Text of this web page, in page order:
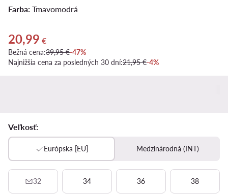
Farba: Tmavomodrá
Aktuálna cena 20,99 €
20,99 €
Bežná cena:39,95 €-47%
Najnižšia cena za posledných 30 dní:21,95 €-4%
Veľkosť:
Európska [EU] Medzinárodná (INT)
32 34 36 38